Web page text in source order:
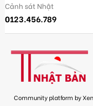
Cảnh sát Nhật
0123.456.789
Community platform by